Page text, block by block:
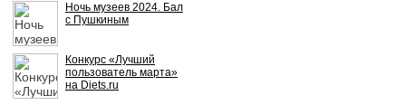
Ночь музеев 2024. Бал
с Пушкиным
Конкурс «Лучший
пользователь марта»
на Diets.ru